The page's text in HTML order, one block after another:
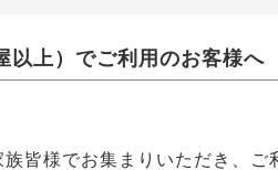
以上）でご利用のお客様へ
皆様でお集まりいただき、ご